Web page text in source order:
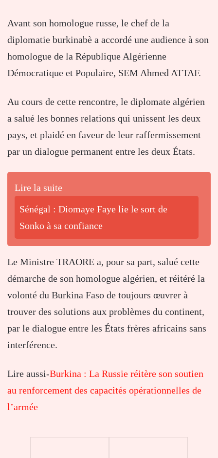
Avant son homologue russe, le chef de la
diplomatie burkinabè a accordé une audience à son
homologue de la République Algérienne
Démocratique et Populaire, SEM Ahmed ATTAF.
Au cours de cette rencontre, le diplomate algérien
a salué les bonnes relations qui unissent les deux
pays, et plaidé en faveur de leur raffermissement
par un dialogue permanent entre les deux États.
Lire la suite
Sénégal : Diomaye Faye lie le sort de
Sonko à sa confiance
Le Ministre TRAORE a, pour sa part, salué cette
démarche de son homologue algérien, et réitéré la
volonté du Burkina Faso de toujours œuvrer à
trouver des solutions aux problèmes du continent,
par le dialogue entre les États frères africains sans
interférence.
Lire aussi-Burkina : La Russie réitère son soutien
au renforcement des capacités opérationnelles de
l’armée